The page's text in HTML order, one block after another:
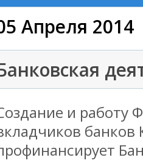
Апреля 2014
и работу